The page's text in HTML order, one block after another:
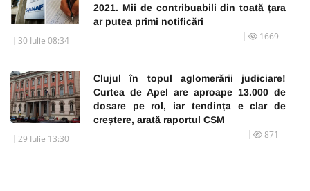
2021. Mii de contribuabili din toată țara
ar putea primi notificări
30 Iulie 08:34 1669
Clujul în topul aglomerării judiciare!
Curtea de Apel are aproape 13.000 de
dosare pe rol, iar tendința e clar de
creștere, arată raportul CSM
29 Iulie 13:30 871